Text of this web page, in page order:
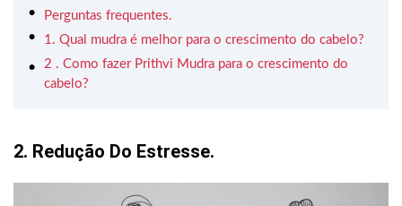
Perguntas frequentes.
1. Qual mudra é melhor para o crescimento do cabelo?
2 . Como fazer Prithvi Mudra para o crescimento do
cabelo?
2. Redução Do Estresse.